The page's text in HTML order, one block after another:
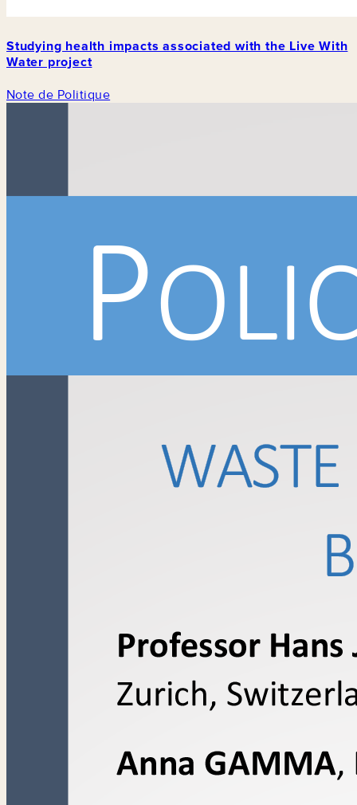
Studying health impacts associated with the Live With
Water project
Note de Politique